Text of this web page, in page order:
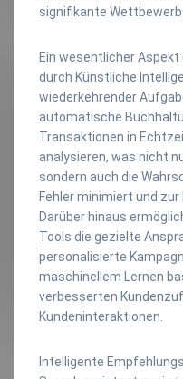
signifikante
Ein wesentlicher
durch Künstliche
wiederkehrender
automatische
Transaktionen in
analysieren, was nicht
sondern auch die
Fehler minimiert und
Darüber hinaus
Tools die gezielte
personalisierte
maschinellem Lernen
verbesserten
Kundeninteraktionen.
Intelligente